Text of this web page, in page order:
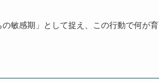
敏感期」として捉え、この行動で何が育